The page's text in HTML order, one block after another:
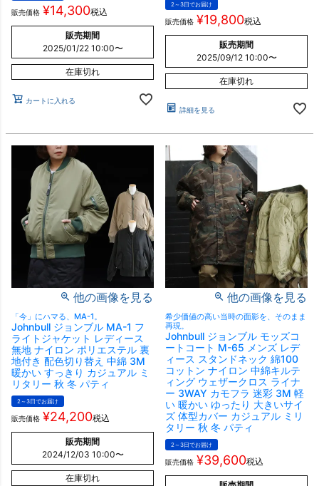
販売価格 ¥14,300税込
販売期間
2025/01/22 10:00〜
在庫切れ
カートに入れる
2～3日でお届け
販売価格 ¥19,800税込
販売期間
2025/09/12 10:00〜
在庫切れ
詳細を見る
他の画像を見る
「今」にハマる、MA-1。
Johnbull ジョンブル MA-1 フ
ライトジャケット レディース
無地 ナイロン ポリエステル 裏
地付き 配色切り替え 中綿 3M
暖かい すっきり カジュアル ミ
リタリー 秋 冬 パティ
2～3日でお届け
販売価格 ¥24,200税込
販売期間
2024/12/03 10:00〜
在庫切れ
他の画像を見る
希少価値の高い当時の面影を、そのまま
再現。
Johnbull ジョンブル モッズコ
ートコート M-65 メンズ レデ
ィース スタンドネック 綿100
コットン ナイロン 中綿キルテ
ィング ウェザークロス ライナ
ー 3WAY カモフラ 迷彩 3M 軽
い 暖かい ゆったり 大きいサイ
ズ 体型カバー カジュアル ミリ
タリー 秋 冬 パティ
2～3日でお届け
販売価格 ¥39,600税込